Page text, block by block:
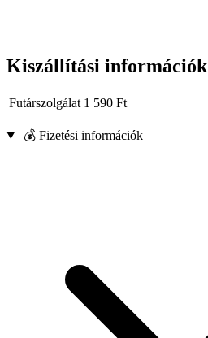
Kiszállítási információk
Futárszolgálat 1 590 Ft
💰 Fizetési információk